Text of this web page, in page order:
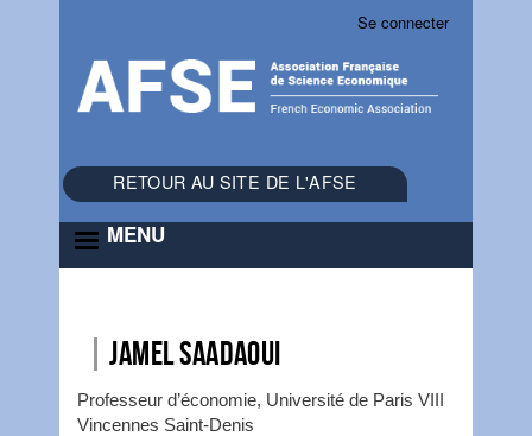
compte
l'utilisateur
Se connecter
RETOUR AU SITE DE L'AFSE
MENU
JamelSaadaoui
Professeur d’économie, Université de Paris VIII
Vincennes Saint-Denis